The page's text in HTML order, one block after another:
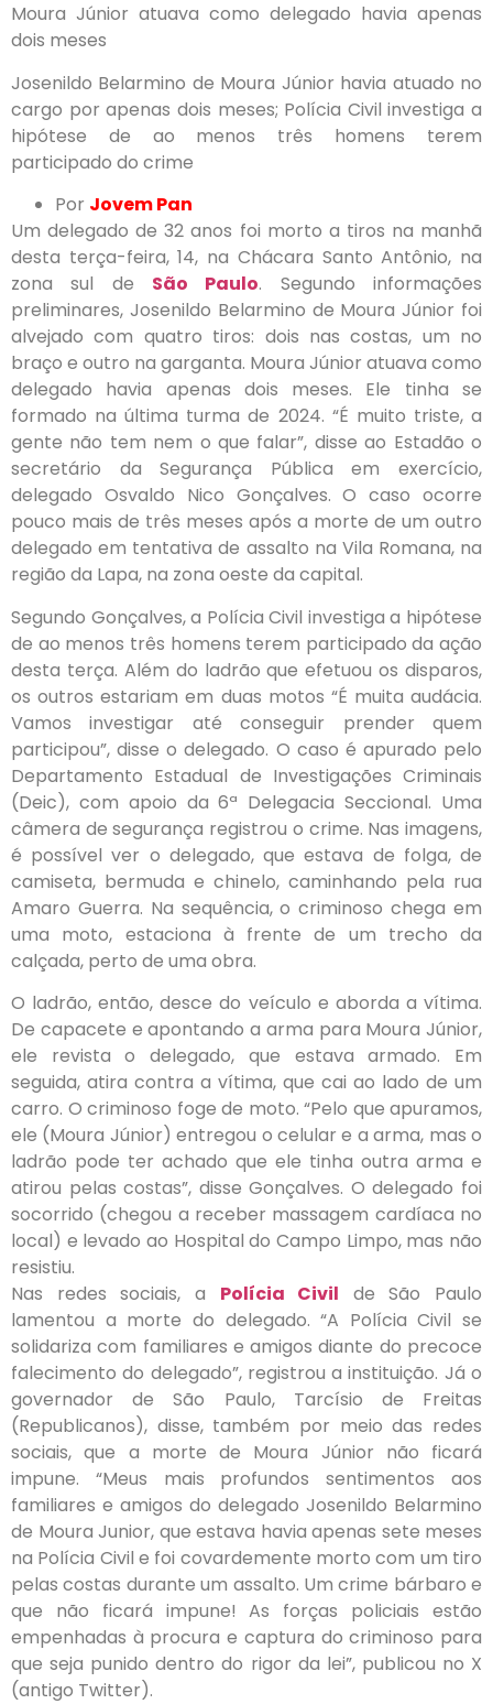
Moura Júnior atuava como delegado havia apenas
dois meses
Josenildo Belarmino de Moura Júnior havia atuado no
cargo por apenas dois meses; Polícia Civil investiga a
hipótese de ao menos três homens terem
participado do crime
Por Jovem Pan
Um delegado de 32 anos foi morto a tiros na manhã
desta terça-feira, 14, na Chácara Santo Antônio, na
zona sul de São Paulo. Segundo informações
preliminares, Josenildo Belarmino de Moura Júnior foi
alvejado com quatro tiros: dois nas costas, um no
braço e outro na garganta. Moura Júnior atuava como
delegado havia apenas dois meses. Ele tinha se
formado na última turma de 2024. “É muito triste, a
gente não tem nem o que falar”, disse ao Estadão o
secretário da Segurança Pública em exercício,
delegado Osvaldo Nico Gonçalves. O caso ocorre
pouco mais de três meses após a morte de um outro
delegado em tentativa de assalto na Vila Romana, na
região da Lapa, na zona oeste da capital.
Segundo Gonçalves, a Polícia Civil investiga a hipótese
de ao menos três homens terem participado da ação
desta terça. Além do ladrão que efetuou os disparos,
os outros estariam em duas motos “É muita audácia.
Vamos investigar até conseguir prender quem
participou”, disse o delegado. O caso é apurado pelo
Departamento Estadual de Investigações Criminais
(Deic), com apoio da 6ª Delegacia Seccional. Uma
câmera de segurança registrou o crime. Nas imagens,
é possível ver o delegado, que estava de folga, de
camiseta, bermuda e chinelo, caminhando pela rua
Amaro Guerra. Na sequência, o criminoso chega em
uma moto, estaciona à frente de um trecho da
calçada, perto de uma obra.
O ladrão, então, desce do veículo e aborda a vítima.
De capacete e apontando a arma para Moura Júnior,
ele revista o delegado, que estava armado. Em
seguida, atira contra a vítima, que cai ao lado de um
carro. O criminoso foge de moto. “Pelo que apuramos,
ele (Moura Júnior) entregou o celular e a arma, mas o
ladrão pode ter achado que ele tinha outra arma e
atirou pelas costas”, disse Gonçalves. O delegado foi
socorrido (chegou a receber massagem cardíaca no
local) e levado ao Hospital do Campo Limpo, mas não
resistiu.
Nas redes sociais, a Polícia Civil de São Paulo
lamentou a morte do delegado. “A Polícia Civil se
solidariza com familiares e amigos diante do precoce
falecimento do delegado”, registrou a instituição. Já o
governador de São Paulo, Tarcísio de Freitas
(Republicanos), disse, também por meio das redes
sociais, que a morte de Moura Júnior não ficará
impune. “Meus mais profundos sentimentos aos
familiares e amigos do delegado Josenildo Belarmino
de Moura Junior, que estava havia apenas sete meses
na Polícia Civil e foi covardemente morto com um tiro
pelas costas durante um assalto. Um crime bárbaro e
que não ficará impune! As forças policiais estão
empenhadas à procura e captura do criminoso para
que seja punido dentro do rigor da lei”, publicou no X
(antigo Twitter).